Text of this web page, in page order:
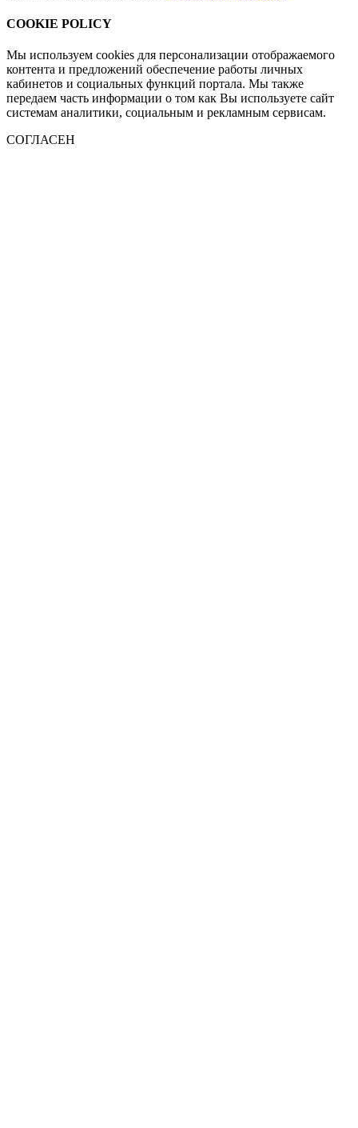
COOKIE POLICY
Мы используем cookies для персонализации отображаемого
контента и предложений обеспечение работы личных
кабинетов и социальных функций портала. Мы также
передаем часть информации о том как Вы используете сайт
системам аналитики, социальным и рекламным сервисам.
СОГЛАСЕН